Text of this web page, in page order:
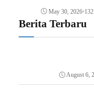
May 30, 2026•
Berita Terbaru
August 6,